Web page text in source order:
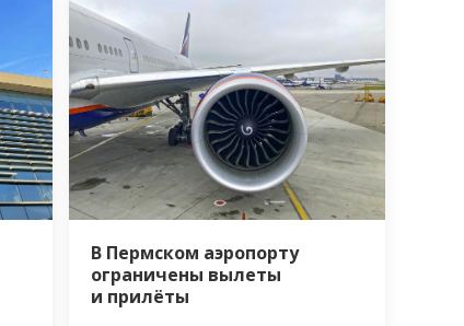
В Пермском аэропорту
ограничены вылеты
и прилёты